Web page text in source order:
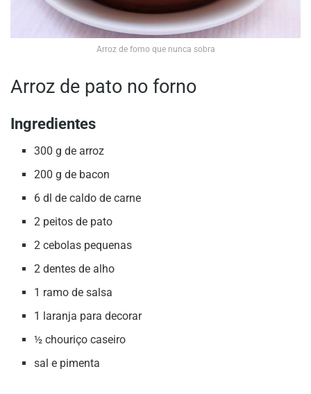
Arroz de forno que nunca sobra
Arroz de pato no forno
Ingredientes
300 g de arroz
200 g de bacon
6 dl de caldo de carne
2 peitos de pato
2 cebolas pequenas
2 dentes de alho
1 ramo de salsa
1 laranja para decorar
½ chouriço caseiro
sal e pimenta